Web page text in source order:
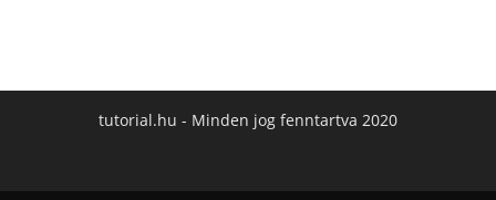
tutorial.hu - Minden jog fenntartva 2020